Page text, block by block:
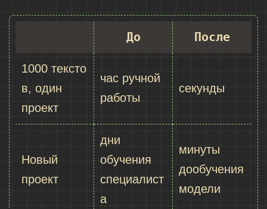
До После
1000 тексто
в, один
проект
час ручной
работы
секунды
Новый
проект
дни
обучения
специалист
а
минуты
дообучения
модели